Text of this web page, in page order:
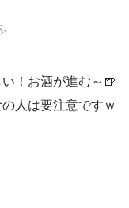
！お酒が進む～🍺
人は要注意ですｗ